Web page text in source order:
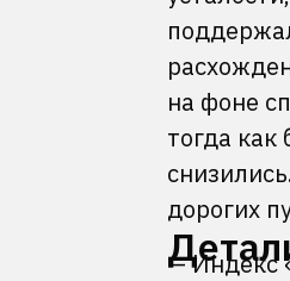
на фоне
тогда как
дорогих
— Индекс